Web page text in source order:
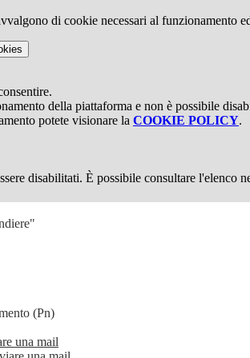
di cookie necessari al funzionamento
della piattaforma e non è possibile
potete visionare la COOKIE POLICY.
disabilitati. È possibile consultare l'elenco
(Pn)
una mail